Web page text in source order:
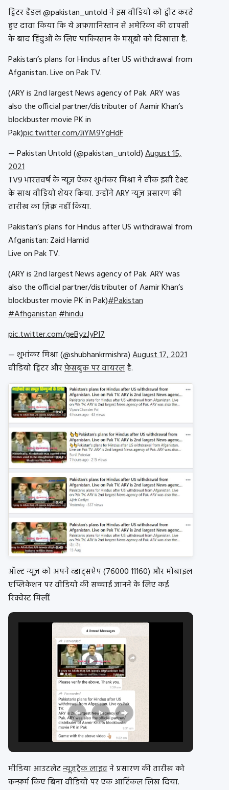
ट्विटर हैंडल @pakistan_untold ने इस वीडियो को ट्वीट करते
हुए दावा किया कि ये अफ़ग़ानिस्तान से अमेरिका की वापसी
के बाद हिंदुओं के लिए पाकिस्तान के मंसूबो को दिखाता है.
Pakistan’s plans for Hindus after US withdrawal from
Afganistan. Live on Pak TV.
(ARY is 2nd largest News agency of Pak. ARY was
also the official partner/distributer of Aamir Khan’s
blockbuster movie PK in
Pak)pic.twitter.com/JiYM9YgHdF
— Pakistan Untold (@pakistan_untold)August 15,
2021
TV9 भारतवर्ष के न्यूज़ ऐंकर शुभांकर मिश्रा ने ठीक इसी टेक्स्ट
के साथ वीडियो शेयर किया. उन्होंने ARY न्यूज़ प्रसारण की
तारीख का ज़िक्र नहीं किया.
Pakistan’s plans for Hindus after US withdrawal from
Afganistan: Zaid Hamid
Live on Pak TV.
(ARY is 2nd largest News agency of Pak. ARY was
also the official partner/distributer of Aamir Khan’s
blockbuster movie PK in Pak)#Pakistan
#Afhganistan#hindu
pic.twitter.com/geByzJyPI7
— शुभांकर मिश्रा (@shubhankrmishra)August 17, 2021
वीडियो ट्विटर औरफ़ेसबुक पर वायरलहै.
ऑल्ट न्यूज़ को अपने व्हाट्सऐप (76000 11160) और मोबाइल
एप्लिकेशन पर वीडियो की सच्चाई जानने के लिए कई
रिक्वेस्ट मिलीं.
मीडिया आउटलेटन्यूज़ट्रैक लाइवने प्रसारण की तारीख को
कन्फ़र्म किए बिना वीडियो पर एक आर्टिकल लिख दिया.